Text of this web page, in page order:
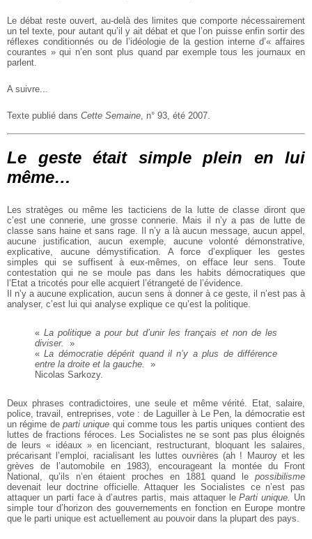
Le débat reste ouvert, au-delà des limites que comporte nécessairement
un tel texte, pour autant qu’il y ait débat et que l’on puisse enfin sortir des
réflexes conditionnés ou de l’idéologie de la gestion interne d’« affaires
courantes » qui n’en sont plus quand par exemple tous les journaux en
parlent.
A suivre...
Texte publié dans Cette Semaine , n° 93, été 2007.
Le geste était simple plein en lui
même…
Les stratèges ou même les tacticiens de la lutte de classe diront que
c’est une connerie, une grosse connerie. Mais il n’y a pas de lutte de
classe sans haine et sans rage. Il n’y a là aucun message, aucun appel,
aucune justification, aucun exemple, aucune volonté démonstrative,
explicative, aucune démystification. A force d’expliquer les gestes
simples qui se suffisent à eux-mêmes, on efface leur sens. Toute
contestation qui ne se moule pas dans les habits démocratiques que
l’Etat a tricotés pour elle acquiert l’étrangeté de l’évidence.
Il n’y a aucune explication, aucun sens à donner à ce geste, il n’est pas à
analyser, c’est lui qui analyse explique ce qu’est la politique.
« La politique a pour but d’unir les français et non de les
diviser.
»
«La démocratie dépérit quand il n’y a plus de différence
entre la droite et la gauche.
»
Nicolas Sarkozy.
Deux phrases contradictoires, une seule et même vérité. Etat, salaire,
police, travail, entreprises, vote : de Laguiller à Le Pen, la démocratie est
un régime de parti unique qui comme tous les partis uniques contient des
luttes de fractions féroces. Les Socialistes ne se sont pas plus éloignés
de leurs « idéaux » en licenciant, restructurant, bloquant les salaires,
précarisant l’emploi, racialisant les luttes ouvrières (ah ! Mauroy et les
grèves de l’automobile en 1983), encourageant la montée du Front
National, qu’ils n’en étaient proches en 1881 quand le possibilisme
devenait leur doctrine officielle. Attaquer les Socialistes ce n’est pas
attaquer un parti face à d’autres partis, mais attaquer leParti unique. Un
simple tour d’horizon des gouvernements en fonction en Europe montre
que le parti unique est actuellement au pouvoir dans la plupart des pays.